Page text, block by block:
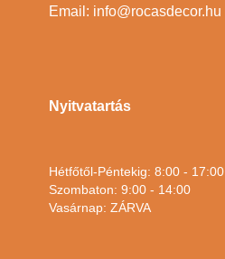
Email: info@rocasdecor.hu
Nyitvatartás
Hétfőtől-Péntekig: 8:00 - 17:00
Szombaton: 9:00 - 14:00
Vasárnap: ZÁRVA